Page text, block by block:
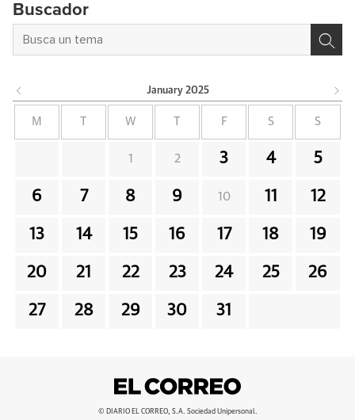
Buscador
January 2025
M W F S S
1 2 3 4 5
6 7 8 9 10 11 12
13 14 15 16 17 18 19
20 21 22 23 24 25 26
27 28 29 30 31
© DIARIO EL CORREO, S.A. Sociedad Unipersonal.